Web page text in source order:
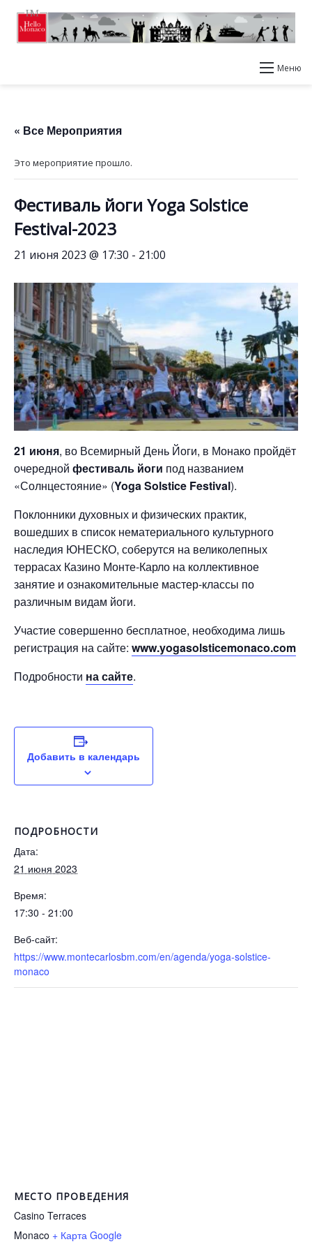
Меню
« Все Мероприятия
Это мероприятие прошло.
Фестиваль йоги Yoga Solstice
Festival-2023
21 июня 2023 @ 17:30 - 21:00
21 июня, во Всемирный День Йоги, в Монако пройдёт
очередной фестиваль йоги под названием
«Солнцестояние» (Yoga Solstice Festival).
Поклонники духовных и физических практик,
вошедших в список нематериального культурного
наследия ЮНЕСКО, соберутся на великолепных
террасах Казино Монте-Карло на коллективное
занятие и ознакомительные мастер-классы по
различным видам йоги.
Участие совершенно бесплатное, необходима лишь
регистрация на сайте: www.yogasolsticemonaco.com
Подробности на сайте.
Добавить в календарь
ПОДРОБНОСТИ
Дата:
21 июня 2023
Время:
17:30 - 21:00
Веб-сайт:
https://www.montecarlosbm.com/en/agenda/yoga-solstice-
monaco
МЕСТО ПРОВЕДЕНИЯ
Casino Terraces
Monaco + Карта Google